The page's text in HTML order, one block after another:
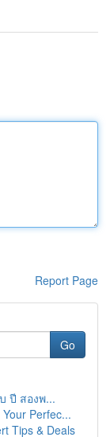
Report Page
Go
ปี สองพ...
Perfec...
Tips & Deals